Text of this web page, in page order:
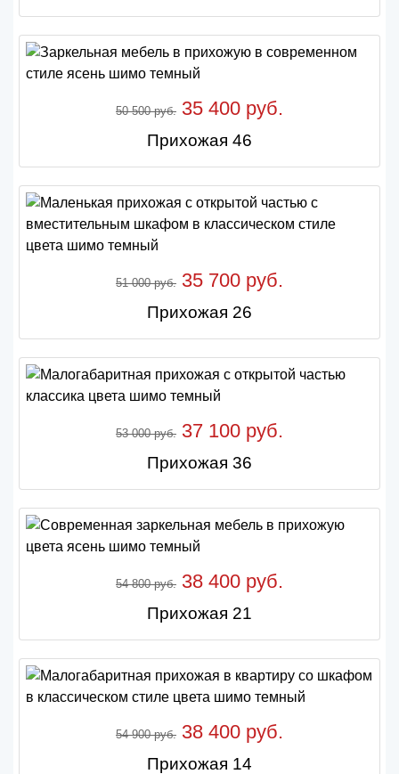
50 500 руб. 35 400 руб.
Прихожая 46
51 000 руб. 35 700 руб.
Прихожая 26
53 000 руб. 37 100 руб.
Прихожая 36
54 800 руб. 38 400 руб.
Прихожая 21
54 900 руб. 38 400 руб.
Прихожая 14